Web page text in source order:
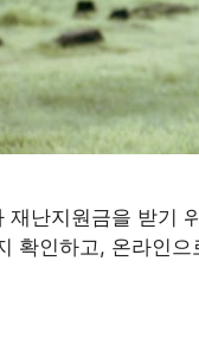
재난지원금을 받기
확인하고, 온라인